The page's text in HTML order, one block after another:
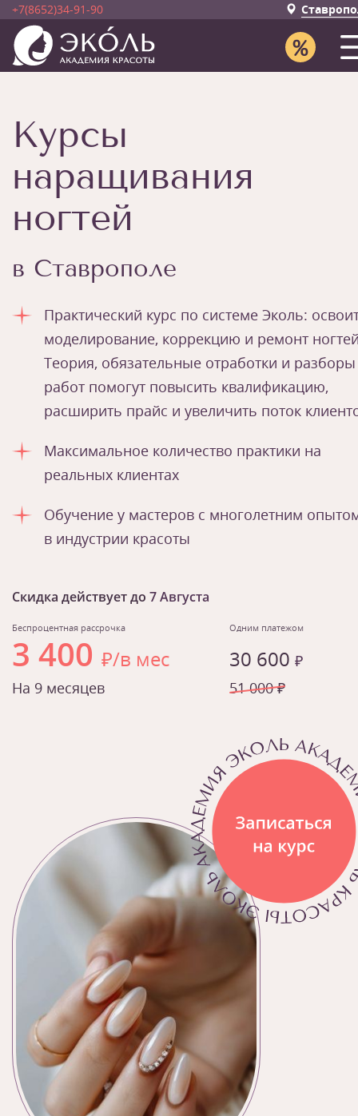
+7(8652)34-91-90
Курсы
наращивания
ногтей
в Ставрополе
Практический курс по системе Эколь:
моделирование, коррекцию и ремонт
Теория, обязательные отработки и разборы
работ помогут повысить квалификацию,
расширить прайс и увеличить поток
Максимальное количество практики на
реальных клиентах
Обучение у мастеров с многолетним
в индустрии красоты
Скидка действует до 7 Августа
Беспроцентная рассрочка
3 400 ₽/в мес
На 9 месяцев
Одним платежом
30 600 ₽
51 000 ₽